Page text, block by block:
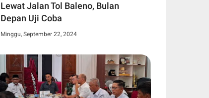
Lewat Jalan Tol Baleno, Bulan
Depan Uji Coba
Minggu, September 22, 2024